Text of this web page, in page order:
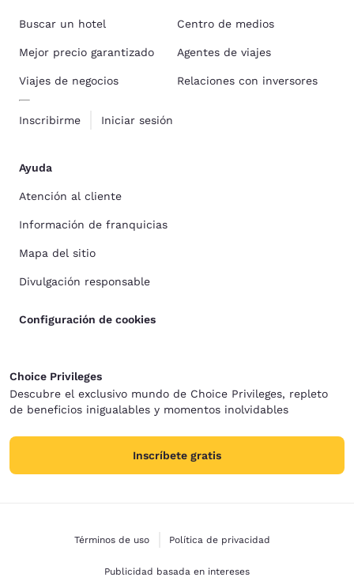
Buscar un hotel
Mejor precio garantizado
Viajes de negocios
Inscribirme Iniciar sesión
Centro de medios
Agentes de viajes
Relaciones con inversores
Ayuda
Atención al cliente
Información de franquicias
Mapa del sitio
Divulgación responsable
Configuración de cookies
Choice Privileges
Descubre el exclusivo mundo de Choice Privileges, repleto
de beneficios inigualables y momentos inolvidables
Inscríbete gratis
Términos de uso Política de privacidad
Publicidad basada en intereses